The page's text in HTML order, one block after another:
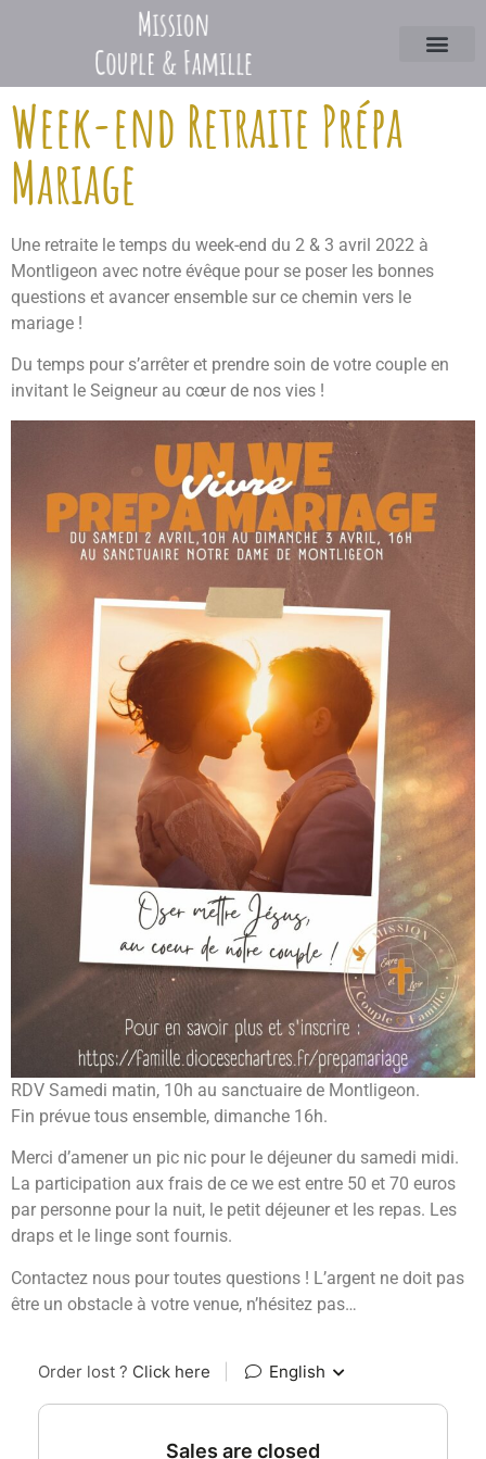
Week-end Retraite Prépa
Mariage
Une retraite le temps du week-end du 2 & 3 avril 2022 à
Montligeon avec notre évêque pour se poser les bonnes
questions et avancer ensemble sur ce chemin vers le
mariage !
Du temps pour s’arrêter et prendre soin de votre couple en
invitant le Seigneur au cœur de nos vies !
RDV Samedi matin, 10h au sanctuaire de Montligeon.
Fin prévue tous ensemble, dimanche 16h.
Merci d’amener un pic nic pour le déjeuner du samedi midi.
La participation aux frais de ce we est entre 50 et 70 euros
par personne pour la nuit, le petit déjeuner et les repas. Les
draps et le linge sont fournis.
Contactez nous pour toutes questions ! L’argent ne doit pas
être un obstacle à votre venue, n’hésitez pas…